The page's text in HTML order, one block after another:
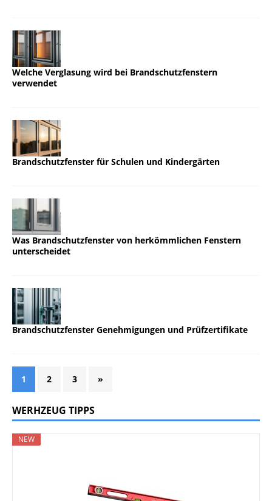
Welche Verglasung wird bei Brandschutzfenstern
verwendet
Brandschutzfenster für Schulen und Kindergärten
Was Brandschutzfenster von herkömmlichen Fenstern
unterscheidet
Brandschutzfenster Genehmigungen und Prüfzertifikate
1 2 3 »
WERHZEUG TIPPS
NEW